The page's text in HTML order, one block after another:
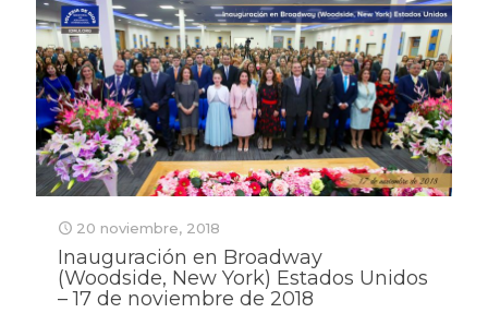
20 noviembre, 2018
Inauguración en Broadway
(Woodside, New York) Estados Unidos
– 17 de noviembre de 2018